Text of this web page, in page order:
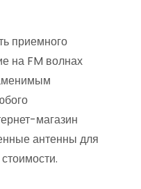
приемного
на FM волнах
магазин
антенны для